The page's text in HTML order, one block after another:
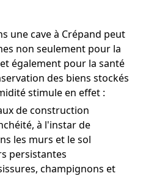
une cave à Crépand peut
non seulement pour la
également pour la santé
des biens stockés
stimule en effet :
de construction
à l'instar de
les murs et le sol
persistantes
champignons et